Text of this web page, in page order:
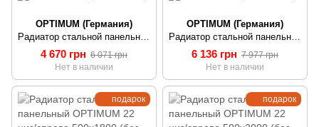
OPTIMUM (Германия)
4 670 грн 6 071 грн
Нет в наличии
OPTIMUM (Германия)
6 136 грн 7 977 грн
Нет в наличии
подарок подарок